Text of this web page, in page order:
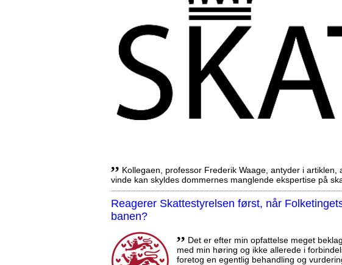
,, Kollegaen, professor Frederik Waage, antyder i
vinde kan skyldes dommernes manglende ekspertise på
Reagerer Skattestyrelsen først, når
banen?
,, Det er efter min opfattelse meget
med min høring og ikke allerede i
foretog en egentlig behandling og